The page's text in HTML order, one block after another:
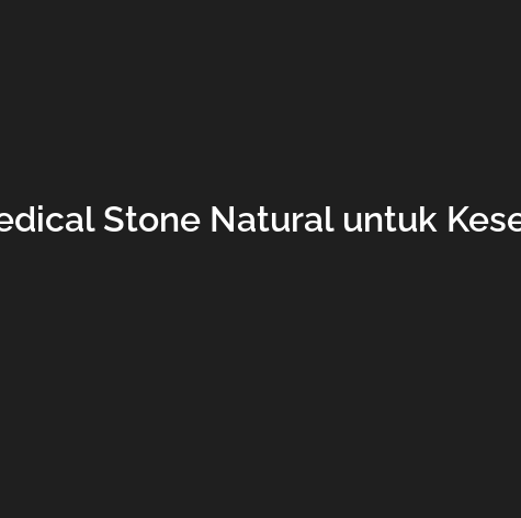
Stone Natural untuk